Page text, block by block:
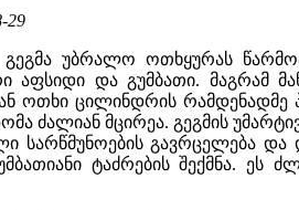
29
გეგმა უბრალო ოთხყურას
და გუმბათი. მაგრამ
ოთხი ცილინდრის რამდენადმე
ძალიან მცირეა. გეგმის
სარწმუნოების გავრცელება
ტაძრების შექმნა. ეს